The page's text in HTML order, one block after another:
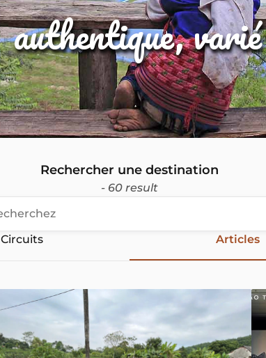
authentique,
Rechercher une destination
- 60 result
Circuits Articles